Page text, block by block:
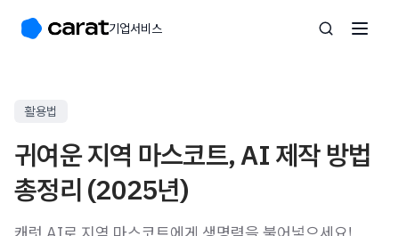
기업서비스
활용법
귀여운 지역 마스코트, AI 제작 방법
총정리 (2025년)